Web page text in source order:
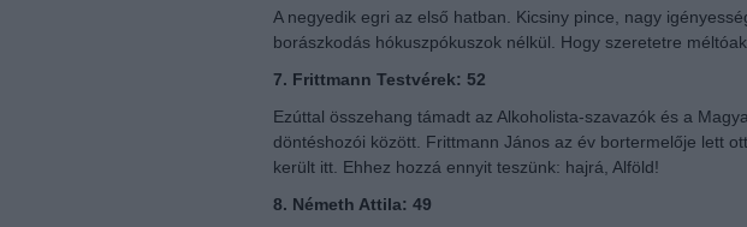
A negyedik egri az első hatban. Kicsiny pince, nagy
borászkodás hókuszpókuszok nélkül. Hogy szeretetre
7. Frittmann Testvérek: 52
Ezúttal összehang támadt az Alkoholista-szavazók és a
döntéshozói között. Frittmann János az év bortermelője lett
került itt. Ehhez hozzá ennyit teszünk: hajrá, Alföld!
8. Németh Attila: 49